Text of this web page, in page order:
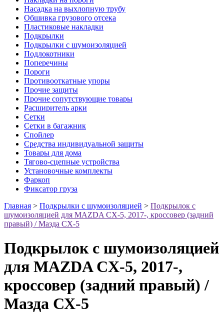
Насадка на выхлопную трубу
Обшивка грузового отсека
Пластиковые накладки
Подкрылки
Подкрылки с шумоизоляцией
Подлокотники
Поперечины
Пороги
Противооткатные упоры
Прочие защиты
Прочие сопутствующие товары
Расширитель арки
Сетки
Сетки в багажник
Спойлер
Средства индивидуальной защиты
Товары для дома
Тягово-сцепные устройства
Установочные комплекты
Фаркоп
Фиксатор груза
Главная > Подкрылки с шумоизоляцией > Подкрылок с
шумоизоляцией для MAZDA CX-5, 2017-, кроссовер (задний
правый) / Мазда СХ-5
Подкрылок с шумоизоляцией
для MAZDA CX-5, 2017-,
кроссовер (задний правый) /
Мазда СХ-5